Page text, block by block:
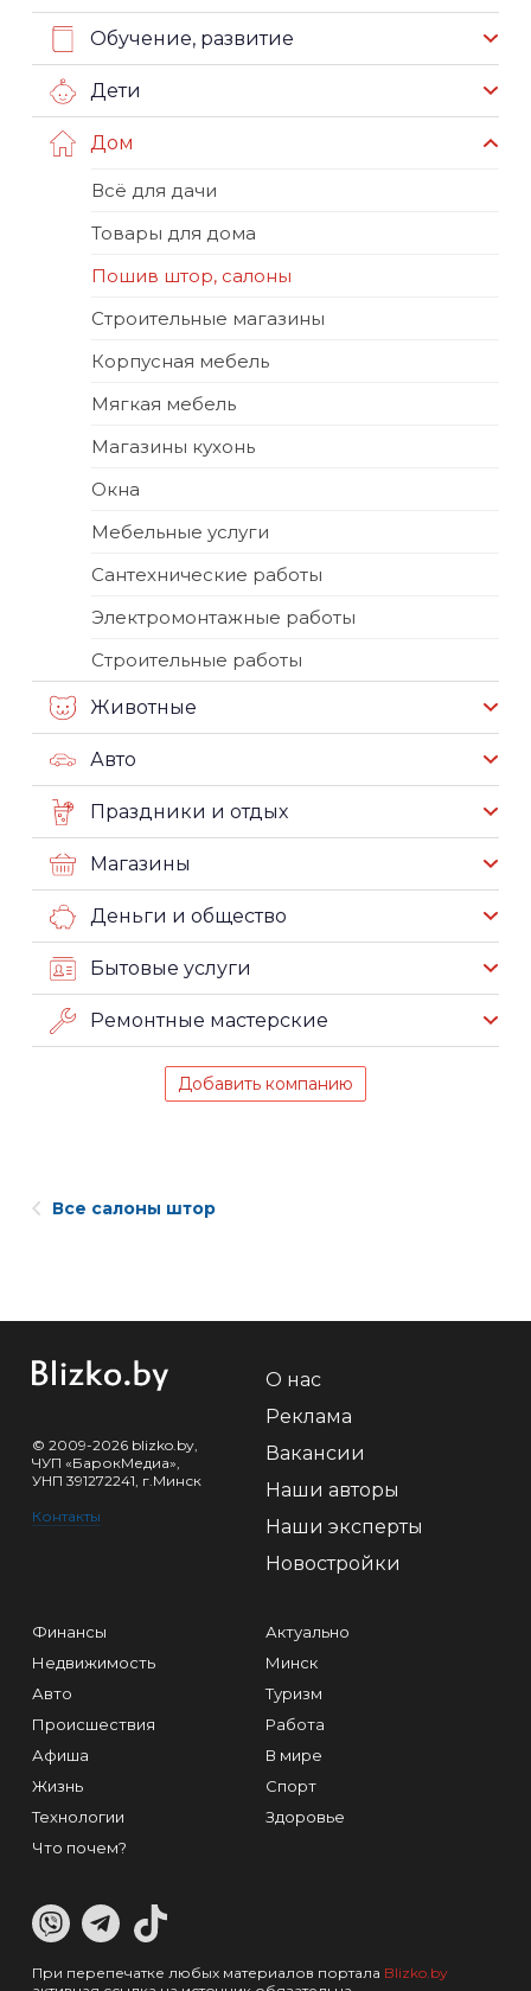
Обучение, развитие
Дети
Дом
Всё для дачи
Товары для дома
Пошив штор, салоны
Строительные магазины
Корпусная мебель
Мягкая мебель
Магазины кухонь
Окна
Мебельные услуги
Сантехнические работы
Электромонтажные работы
Строительные работы
Животные
Авто
Праздники и отдых
Магазины
Деньги и общество
Бытовые услуги
Ремонтные мастерские
Добавить компанию
Все салоны штор
© 2009-2026 blizko.by,
ЧУП «БарокМедиа»,
УНП 391272241, г.Минск
Контакты
О нас
Реклама
Вакансии
Наши авторы
Наши эксперты
Новостройки
Финансы
Недвижимость
Авто
Происшествия
Афиша
Жизнь
Технологии
Что почем?
Актуально
Минск
Туризм
Работа
В мире
Спорт
Здоровье
При перепечатке любых материалов портала Blizko.by